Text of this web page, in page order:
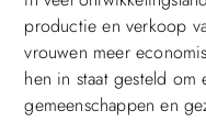
productie en verkoop
vrouwen meer
hen in staat gesteld
gemeenschappen en